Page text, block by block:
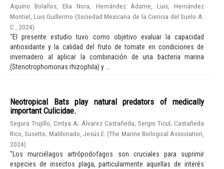
Aquino Bolaños, Elia Nora; Hernández Adame, Luis;Hernández
Montiel, Luis Guillermo (Sociedad Mexicana de la Ciencia del Suelo A.
C.
2024)
"El presente estudio tuvo como objetivo evaluar la capacidad
antioxidante y la calidad del fruto de tomate en condiciones de
invernadero al aplicar la combinación de una bacteria marina
(Stenotrophomonas rhizophila) y ...
Neotropical Bats play natural predators of medically
important Culicidae.
Segura Trujillo, Cintya A; Álvarez Castañeda, Sergio Ticul; Castañeda
Rico, Susette; Maldonado, Jesús E. (The Marine Biological Association
2024)
"Los murciélagos artrópodofagos son cruciales para suprimir
especies de insectos plaga, particularmente aquellas de interés